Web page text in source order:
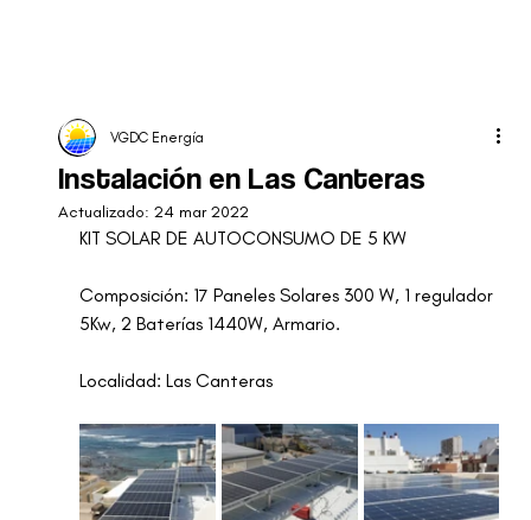
Instalación en Las Canteras
VGDC Energía
Actualizado: 24 mar 2022
KIT SOLAR DE AUTOCONSUMO DE 5 KW
Composición: 17 Paneles Solares 300 W, 1 regulador
5Kw, 2 Baterías 1440W, Armario.
Localidad: Las Canteras